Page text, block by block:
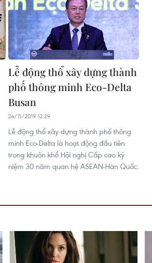
Lễ động thổ xây dựng thành
phố thông minh Eco-Delta
Busan
24/11/2019 12:29
Lễ động thổ xây dựng thành phố thông
minh Eco-Delta là hoạt động đầu tiên
trong khuôn khổ Hội nghị Cấp cao kỷ
niệm 30 năm quan hệ ASEAN-Hàn Quốc.